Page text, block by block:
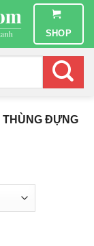
SHOP
THÙNG ĐỰNG